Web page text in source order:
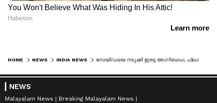
HOME NEWS INDIA NEWS
NEWS
Malayalam News
Breaking Malayalam News